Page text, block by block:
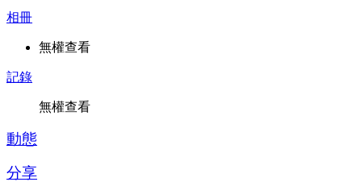
相冊
無權查看
記錄
無權查看
動態
分享